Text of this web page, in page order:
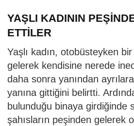
YAŞLI KADININ
ETTİLER
Yaşlı kadın, otobüsteyken bir
gelerek kendisine nerede
daha sonra yanından
yanına gittiğini belirtti.
bulunduğu binaya girdiğinde
şahısların peşinden gelerek